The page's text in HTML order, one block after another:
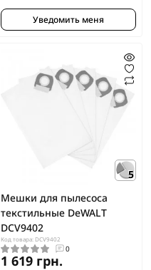
Уведомить меня
5
Мешки для пылесоса
текстильные DeWALT
DCV9402
Код товара: DCV9402
0
1 619 грн.